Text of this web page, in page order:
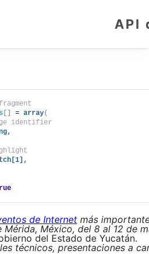
API
= array(
identifier
de Internet más
Mérida, México, del 8 al 12 de
del Estado de Yucatán.
técnicos, presentaciones a